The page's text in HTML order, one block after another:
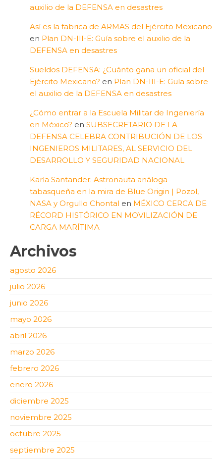
auxilio de la DEFENSA en desastres
Así es la fabrica de ARMAS del Ejército Mexicano
en Plan DN-III-E: Guía sobre el auxilio de la
DEFENSA en desastres
Sueldos DEFENSA: ¿Cuánto gana un oficial del
Ejército Mexicano? en Plan DN-III-E: Guía sobre
el auxilio de la DEFENSA en desastres
¿Cómo entrar a la Escuela Militar de Ingeniería
en México? en SUBSECRETARIO DE LA
DEFENSA CELEBRA CONTRIBUCIÓN DE LOS
INGENIEROS MILITARES, AL SERVICIO DEL
DESARROLLO Y SEGURIDAD NACIONAL
Karla Santander: Astronauta análoga
tabasqueña en la mira de Blue Origin | Pozol,
NASA y Orgullo Chontal en MÉXICO CERCA DE
RÉCORD HISTÓRICO EN MOVILIZACIÓN DE
CARGA MARÍTIMA
Archivos
agosto 2026
julio 2026
junio 2026
mayo 2026
abril 2026
marzo 2026
febrero 2026
enero 2026
diciembre 2025
noviembre 2025
octubre 2025
septiembre 2025